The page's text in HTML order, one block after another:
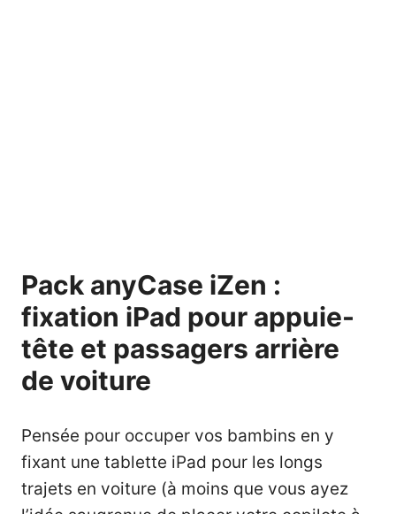
Pack anyCase iZen :
fixation iPad pour appuie-
tête et passagers arrière
de voiture
Pensée pour occuper vos bambins en y
fixant une tablette iPad pour les longs
trajets en voiture (à moins que vous ayez